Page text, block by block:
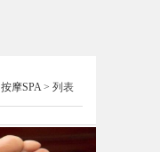
按摩SPA> 列表